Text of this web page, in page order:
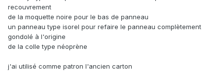
recouvrement
de la moquette noire pour le bas de panneau
un panneau type isorel pour refaire le panneau complètement
gondolé à l'origine
de la colle type néoprène
j'ai utilisé comme patron l'ancien carton